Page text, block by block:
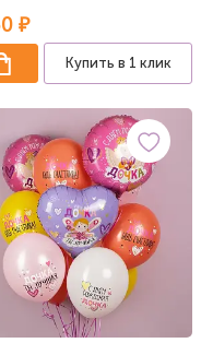
₽
Купить в 1 клик